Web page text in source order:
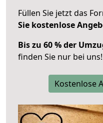
Füllen Sie jetzt das
Sie kostenlose
Bis zu 60 % der
finden Sie nur bei uns!
Kostenlose